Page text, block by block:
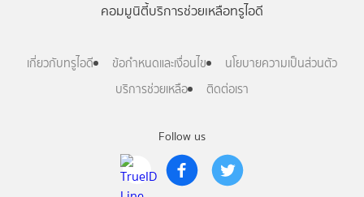
Follow us
คอมมูนิตี้บริการช่วยเหลือทรูไอดี
เกี่ยวกับทรูไอดี ข้อกำหนดและเงื่อนไข
นโยบายความเป็นส่วนตัว
บริการช่วยเหลือ
ติดต่อเรา